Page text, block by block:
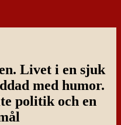
Livet i en sjuk
med humor.
politik och en